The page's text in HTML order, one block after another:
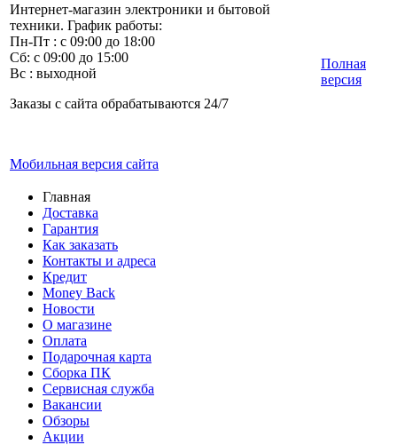
Интернет-магазин электроники и бытовой
техники. График работы:
Пн-Пт : с 09:00 до 18:00
Сб: с 09:00 до 15:00
Вс : выходной
Заказы с сайта обрабатываются 24/7
Мобильная версия сайта
Полная
версия
Главная
Доставка
Гарантия
Как заказать
Контакты и адреса
Кредит
Money Back
Новости
О магазине
Оплата
Подарочная карта
Сборка ПК
Сервисная служба
Вакансии
Обзоры
Акции